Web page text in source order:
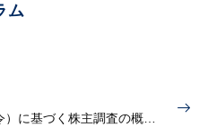
ム
SRDⅡ（EU第二次株主権利指令）に基づく株主調査の概要と課題